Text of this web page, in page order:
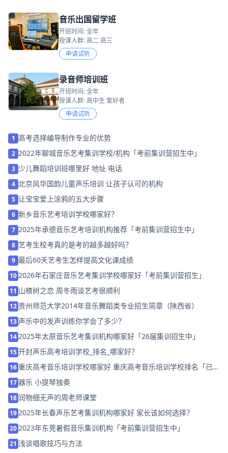
音乐出国留学班
开班时间: 全年
授课人群: 高二 高三
申请试听
录音师培训班
开班时间: 全年
授课人群: 高中生 爱好者
申请试听
1 高考选择编导制作专业的优势
2 2022年聊城音乐艺考集训学校/机构「考前集训营招生中」
3 少儿舞蹈培训班哪里好 地址 电话
4 北京风华国韵儿童声乐培训 让孩子认可的机构
5 让宝宝爱上涂鸦的五大步骤
6 新乡音乐艺考培训学校哪家好？
7 2025年承德音乐艺考培训机构推荐「考前集训营招生中」
8 艺考生校考真的是考的越多越好吗？
9 最后60天艺考生怎样提高文化课成绩
102026年石家庄音乐艺考集训学校哪家好「考前集训营招生」
11 山楂树之恋 周冬雨谈艺考很顺利
12贵州师范大学2014年音乐舞蹈类专业招生简章（陕西省）
13 声乐中的发声训练你学会了多少？
142025年太原音乐艺考集训机构哪家好「26届集训招生中」
15开封声乐高考培训学校_排名_哪家好？
16重庆高考音乐培训学校哪家好 重庆高考音乐培训学校排名「已解
决」
17器乐 小提琴独奏
18润物细无声的周老师课堂
192025年长春声乐艺考集训机构哪家好 家长该如何选择？
202023年东莞暑假音乐集训机构「考前集训营招生中」
21 浅谈唱歌技巧与方法